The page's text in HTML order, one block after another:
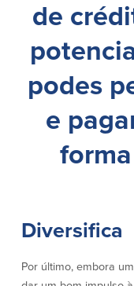
Português
English
Español
de
podes
e
Diversifica
Por último, embora